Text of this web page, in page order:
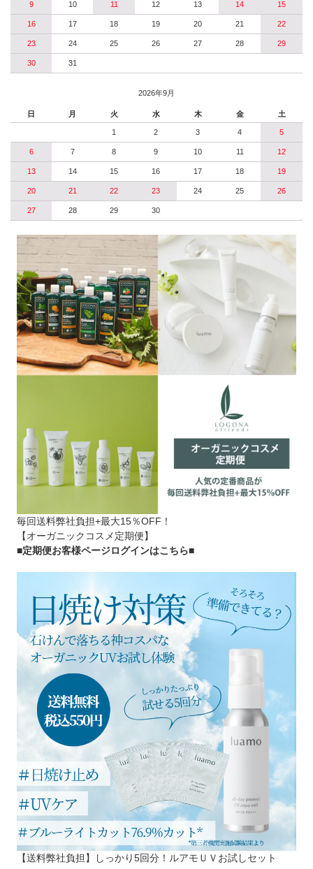
9 10 11 12 13 14 15
16 17 18 19 20 21 22
23 24 25 26 27 28 29
30 31
2026年9月
日 月 火 水 木 金 土
1 2 3 4 5
6 7 8 9 10 11 12
13 14 15 16 17 18 19
20 21 22 23 24 25 26
27 28 29 30
毎回送料弊社負担+最大15％OFF！
【オーガニックコスメ定期便】
■定期便お客様ページログインはこちら■
【送料弊社負担】しっかり5回分！ルアモＵＶお試しセット